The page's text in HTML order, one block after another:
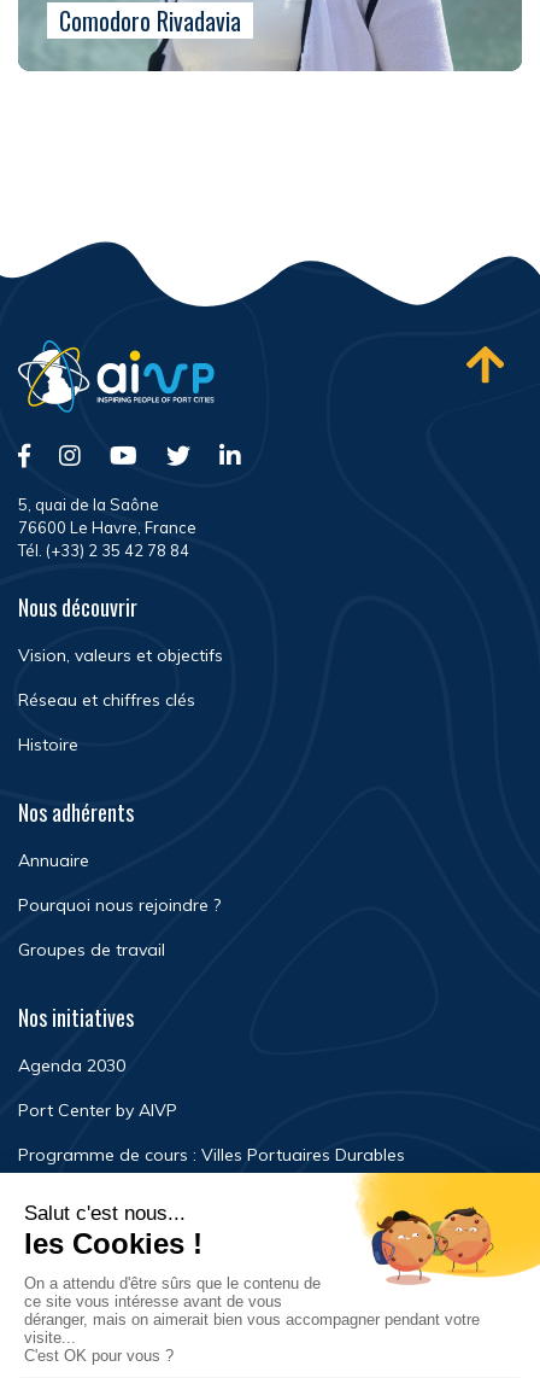
Comodoro Rivadavia
5, quai de la Saône
76600 Le Havre, France
Tél. (+33) 2 35 42 78 84
Nous découvrir
Vision, valeurs et objectifs
Réseau et chiffres clés
Histoire
Nos adhérents
Annuaire
Pourquoi nous rejoindre ?
Groupes de travail
Nos initiatives
Agenda 2030
Port Center by AIVP
Programme de cours : Villes Portuaires Durables
Newsroom
Événements
FAQ